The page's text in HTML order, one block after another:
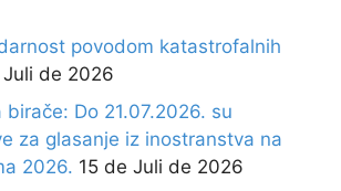
povodom katastrofalnih
de 2026
birače: Do 21.07.2026. su
za glasanje iz inostranstva na
2026. 15 de Juli de 2026